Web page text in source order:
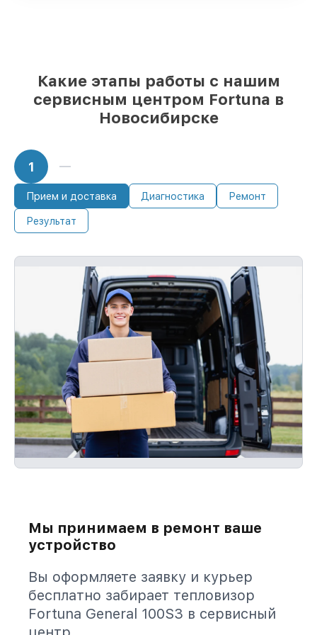
Какие этапы работы с нашим
сервисным центром Fortuna в
Новосибирске
1
Прием и доставка Диагностика Ремонт
Результат
Мы принимаем в ремонт ваше
устройство
Вы оформляете заявку и курьер
бесплатно забирает тепловизор
Fortuna General 100S3 в сервисный